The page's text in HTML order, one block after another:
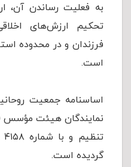
به فعلیت رساندن آن،
تحکیم ارزش‌های
فرزندان و در محدوده
است.
اساسنامه جمعیت
گردیده است.